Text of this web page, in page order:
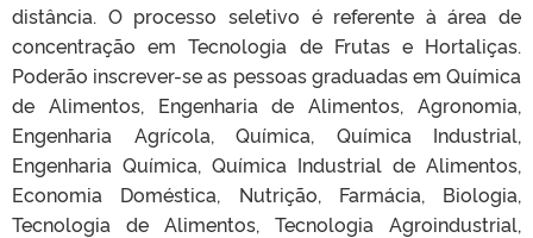
distância. O processo seletivo é referente à área de
concentração em Tecnologia de Frutas e Hortaliças.
Poderão inscrever-se as pessoas graduadas em Química
de Alimentos, Engenharia de Alimentos, Agronomia,
Engenharia Agrícola, Química, Química Industrial,
Engenharia Química, Química Industrial de Alimentos,
Economia Doméstica, Nutrição, Farmácia, Biologia,
Tecnologia de Alimentos, Tecnologia Agroindustrial,